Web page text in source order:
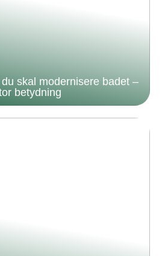
skal modernisere badet –
betydning